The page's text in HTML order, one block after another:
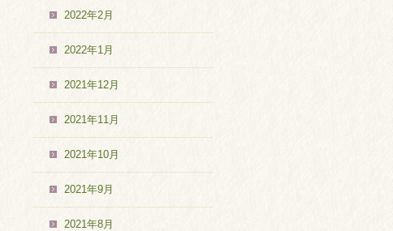
2022年2月
2022年1月
2021年12月
2021年11月
2021年10月
2021年9月
2021年8月